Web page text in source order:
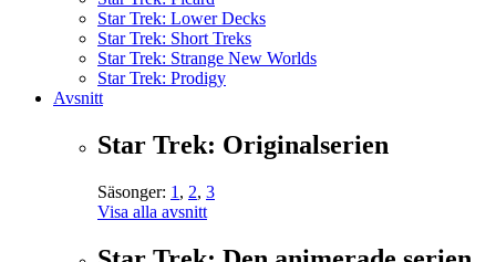
Star Trek: Lower Decks
Star Trek: Short Treks
Star Trek: Strange New Worlds
Star Trek: Prodigy
Avsnitt
Star Trek: Originalserien
Säsonger: 1 , 2, 3
Visa alla avsnitt